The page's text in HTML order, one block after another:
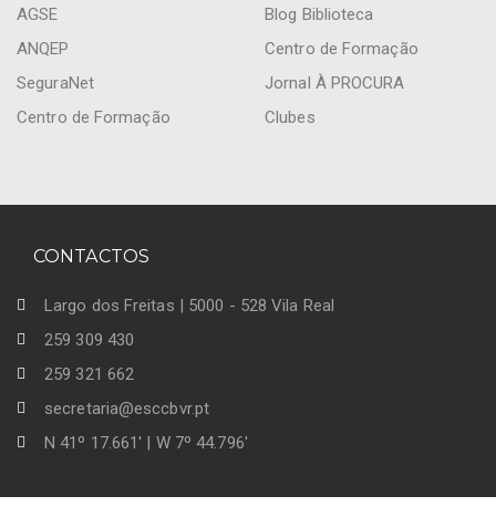
AGSE
ANQEP
SeguraNet
Centro de Formação
Blog Biblioteca
Centro de Formação
Jornal À PROCURA
Clubes
CONTACTOS
Largo dos Freitas | 5000 - 528 Vila Real
259 309 430
259 321 662
secretaria@esccbvr.pt
N 41º 17.661' | W 7º 44.796'